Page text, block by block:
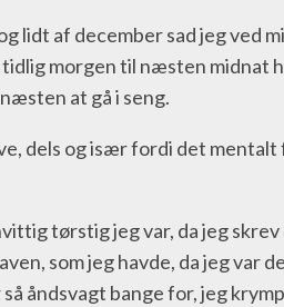
lidt af december sad jeg ved
morgen til næsten midnat
at gå i seng.
dels og især fordi det
tørstig jeg var, da jeg
som jeg havde, da jeg var
åndsvagt bange for, jeg